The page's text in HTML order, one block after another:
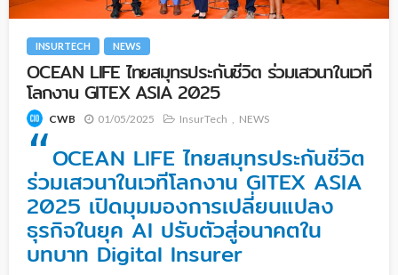
INSURTECH NEWS
OCEAN LIFE ไทยสมุทรประกันชีวิต ร่วมเสวนาในเวที
โลกงาน GITEX ASIA 2025
CWB 01/05/2025 InsurTech NEWS
“OCEAN LIFE ไทยสมุทรประกันชีวิต
ร่วมเสวนาในเวทีโลกงาน GITEX ASIA
2025 เปิดมุมมองการเปลี่ยนแปลง
ธุรกิจในยุค AI ปรับตัวสู่อนาคตใน
บทบาท Digital Insurer